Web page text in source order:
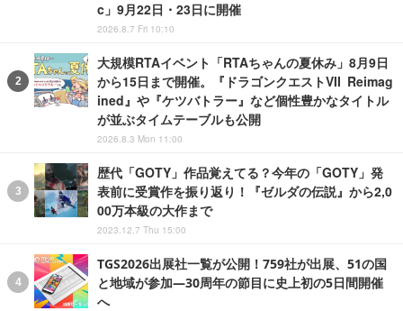
c」9月22日・23日に開催
2026.8.7 Fri 10:10
大規模RTAイベント「RTAちゃんの夏休み」8月9日
から15日まで開催。『ドラゴンクエストVII Reimag
ined』や『ケツバトラー』など個性豊かなタイトル
が並ぶタイムテーブルも公開
2026.8.3 Mon 11:00
歴代「GOTY」作品覚えてる？今年の「GOTY」発
表前に受賞作を振り返り！『ゼルダの伝説』から2,0
00万本級の大作まで
2023.12.7 Thu 15:00
TGS2026出展社一覧が公開！759社が出展、51の国
と地域が参加―30周年の節目に史上初の5日間開催
へ